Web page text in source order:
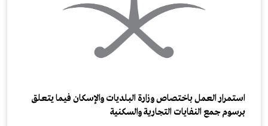
استمرار العمل باختصاص وزارة البلديات والإسكان فيما يتعلق
برسوم جمع النفايات التجارية والسكنية